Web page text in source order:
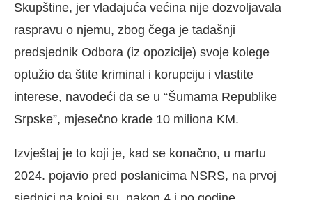
Skupštine, jer vladajuća većina nije dozvoljavala
raspravu o njemu, zbog čega je tadašnji
predsjednik Odbora (iz opozicije) svoje kolege
optužio da štite kriminal i korupciju i vlastite
interese, navodeći da se u “Šumama Republike
Srpske”, mjesečno krade 10 miliona KM.
Izvještaj je to koji je, kad se konačno, u martu
2024. pojavio pred poslanicima NSRS, na prvoj